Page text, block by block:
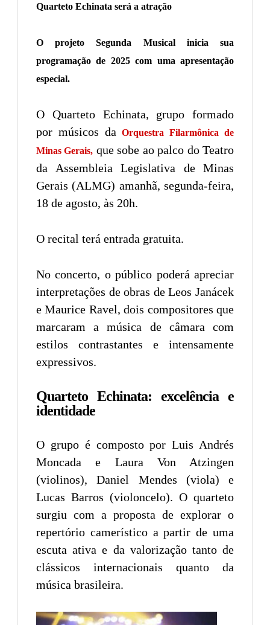
Quarteto Echinata será a atração
O projeto Segunda Musical inicia sua
programação de 2025 com uma apresentação
especial.
O Quarteto Echinata, grupo formado
por músicos daOrquestra Filarmônica de
Minas Gerais, que sobe ao palco do Teatro
da Assembleia Legislativa de Minas
Gerais (ALMG) amanhã, segunda-feira,
18 de agosto, às 20h.
O recital terá entrada gratuita.
No concerto, o público poderá apreciar
interpretações de obras de Leos Janácek
e Maurice Ravel, dois compositores que
marcaram a música de câmara com
estilos contrastantes e intensamente
expressivos.
Quarteto Echinata: excelência e
identidade
O grupo é composto por Luis Andrés
Moncada e Laura Von Atzingen
(violinos), Daniel Mendes (viola) e
Lucas Barros (violoncelo). O quarteto
surgiu com a proposta de explorar o
repertório camerístico a partir de uma
escuta ativa e da valorização tanto de
clássicos internacionais quanto da
música brasileira.